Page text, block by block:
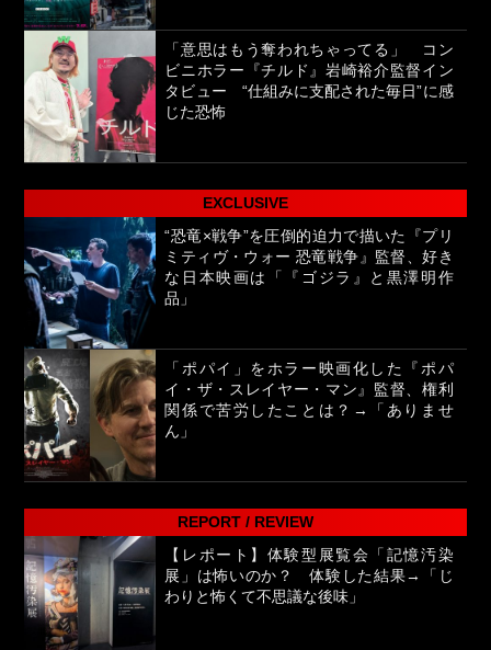
「意思はもう奪われちゃってる」 コン
ビニホラー『チルド』岩崎裕介監督イン
タビュー “仕組みに支配された毎日”に感
じた恐怖
EXCLUSIVE
“恐竜×戦争”を圧倒的迫力で描いた『プリ
ミティヴ・ウォー 恐竜戦争』監督、好き
な日本映画は「『ゴジラ』と黒澤明作
品」
「ポパイ」をホラー映画化した『ポパ
イ・ザ・スレイヤー・マン』監督、権利
関係で苦労したことは？→「ありませ
ん」
REPORT / REVIEW
【レポート】体験型展覧会「記憶汚染
展」は怖いのか？ 体験した結果→「じ
わりと怖くて不思議な後味」